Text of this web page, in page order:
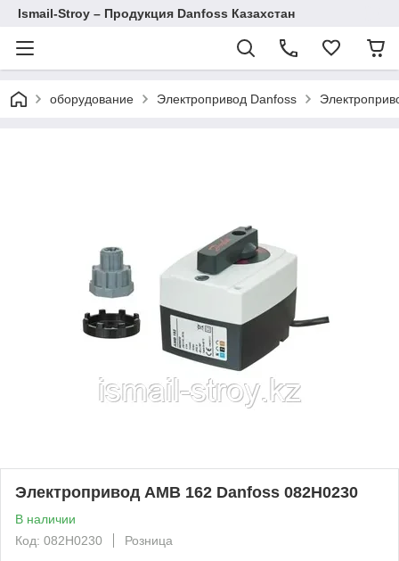
Ismail-Stroy – Продукция Danfoss Казахстан
оборудование Электропривод Danfoss
Электропривод AMB 162 Danfoss 082H0230
В наличии
Код: 082H0230
Розница